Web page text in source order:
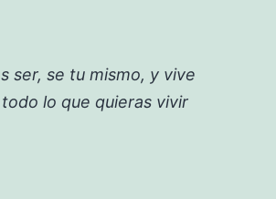
ser, se tu mismo, y vive
lo que quieras vivir